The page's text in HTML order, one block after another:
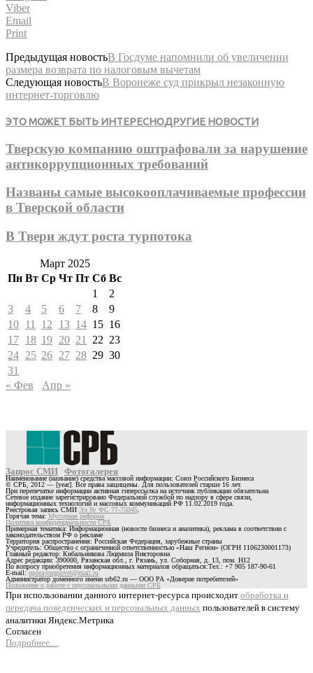
Viber
Email
Print
Предыдущая новостьВ Госдуме напомнили об увеличении
размера возврата по налоговым вычетам
Следующая новостьВ Воронеже суд прикрыл незаконную
интернет-торговлю
ЭТО МОЖЕТ БЫТЬ ИНТЕРЕСНОДРУГИЕ НОВОСТИ
Тверскую компанию оштрафовали за нарушение
антикоррупционных требований
Названы самые высокооплачиваемые профессии
в Тверской области
В Твери ждут роста турпотока
Март 2025
Пн Вт Ср Чт Пт Сб Вс
1
2
3
4 5 6 7 8
9
10 11 12 13 14 15 16
17 18 19 20 21 22 23
24 25 26 27 28 29 30
31
« Фев
Апр »
Запрос СМИ Фотогалерея
Наименование (название) средства массовой информации: Союз Российского Бизнеса
© СРБ, 2012 — [year]. Все права защищены. Для пользователей старше 16 лет.
При перепечатке информации активная гиперссылка на источник публикации обязательна
Сетевое издание зарегистрировано Федеральной службой по надзору в сфере связи,
информационных технологий и массовых коммуникаций РФ 11.02.2019 года.
Реестровая запись СМИ Эл № ФС 77-75045
Горячая тема: Мусорная реформа
Политика конфиденциальности СРБ
Примерная тематика: Информационная (новости бизнеса и аналитика), реклама в соответствии с
законодательством РФ о рекламе
Территория распространения: Российская Федерация, зарубежные страны
Учредитель: Общество с ограниченной ответственностью «Наш Регион» (ОГРН 1106230001173)
Главный редактор: Кибальникова Людмила Викторовна
Адрес редакции: 390000, Рязанская обл., г. Рязань, ул. Соборная, д. 13, пом. Н12
По вопросу приобретения информационных материалов обращаться:Тел.: +7 905 187-90-61
E-mail:opora-torgsovet@mail.ru
Администратор доменного имени srb62.ru — ООО РА «Доверие потребителей»
Положение о работе с персональными данными СРБ
При использовании данного интернет-ресурса происходит обработка и
передача поведенческих и персональных данных пользователей в систему
аналитики Яндекс.Метрика
Согласен
Подробнее…